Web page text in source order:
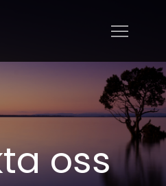
skolbibliotek.se
– allt om litteratur,
och böcker
oss